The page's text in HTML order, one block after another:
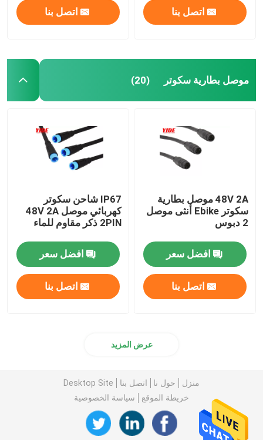
اتصل بنا اتصل بنا
موصل بطارية سكوتر (20)
48V 2A موصل بطارية
سكوتر Ebike أنثى موصل
2 دبوس
افضل سعر
اتصل بنا
IP67 شاحن سكوتر
كهربائي موصل 48V 2A
2PIN ذكر مقاوم للماء
افضل سعر
اتصل بنا
عرض المزيد
منزل حول نا اتصل بنا
Desktop Site
خريطة الموقع
سياسة الخصوصية